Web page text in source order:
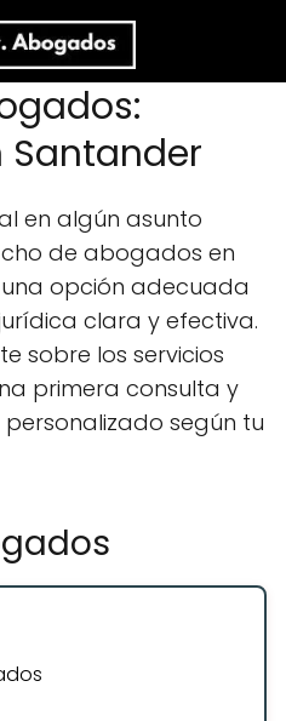
Santander
en algún asunto
de abogados en
opción adecuada
clara y efectiva.
sobre los servicios
primera consulta y
según tu